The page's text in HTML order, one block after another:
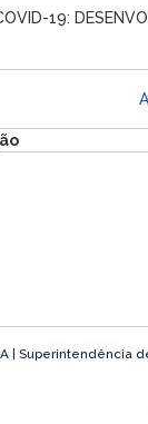
19:
| Superintendência